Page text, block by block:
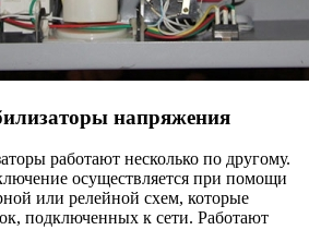
напряжения
работают несколько по другому.
осуществляется при помощи
или релейной схем, которые
подключенных к сети. Работают